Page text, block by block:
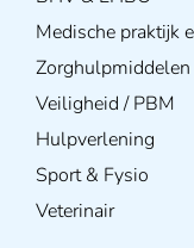
Medische praktijk
Zorghulpmiddelen
Veiligheid / PBM
Hulpverlening
Sport & Fysio
Veterinair